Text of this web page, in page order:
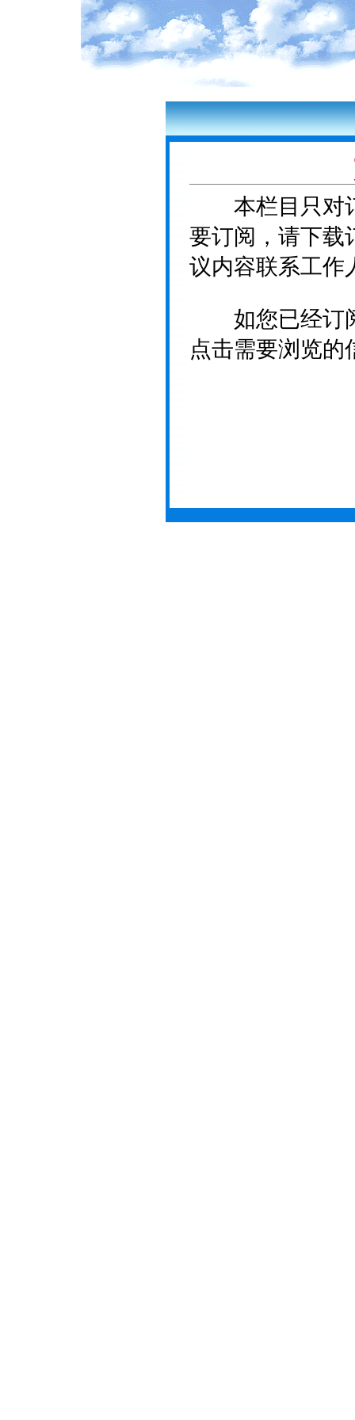
本栏目只对
要订阅，请下载
议内容联系工作
如您已经订
点击需要浏览的